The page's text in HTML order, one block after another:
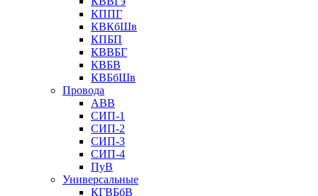
КППГ
КВКбШв
КПБП
КВВБГ
КВБВ
КВБбШв
Провода
АВВ
СИП-1
СИП-2
СИП-3
СИП-4
ПуВ
Универсальные
КГВБбВ